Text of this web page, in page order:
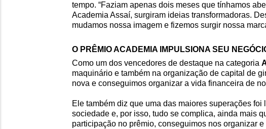
tempo. “Faziam apenas dois meses que tínhamos
Academia Assaí, surgiram ideias transformadoras.
mudamos nossa imagem e fizemos surgir nossa
O PRÊMIO ACADEMIA IMPULSIONA SEU
Como um dos vencedores de destaque na categoria
maquinário e também na organização de capital de
nova e conseguimos organizar a vida financeira de
Ele também diz que uma das maiores superações foi
sociedade e, por isso, tudo se complica, ainda mais
participação no prêmio, conseguimos nos organizar e